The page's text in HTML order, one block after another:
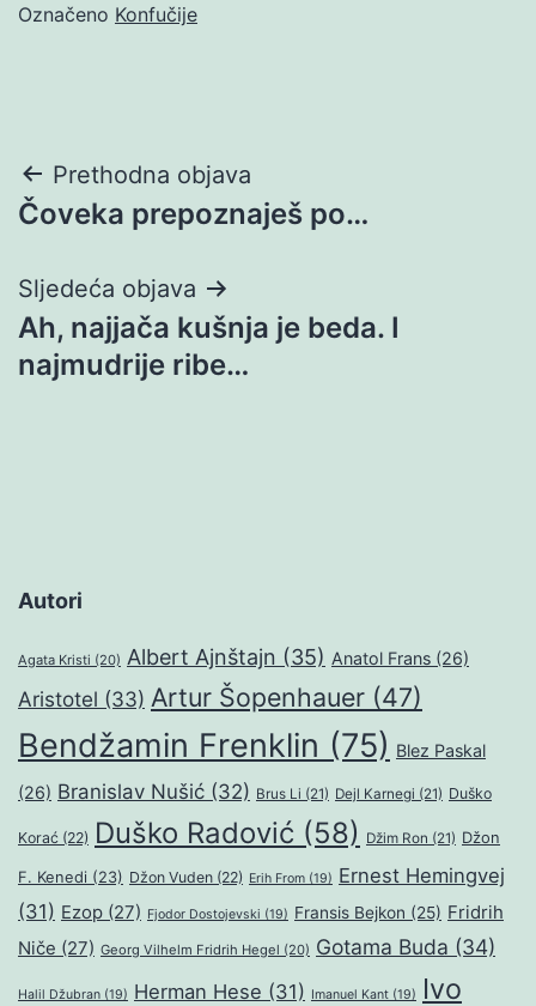
Označeno Konfučije
Navigacija
objava
Prethodna objava
Čoveka prepoznaješ po…
Sljedeća objava
Ah, najjača kušnja je beda. I
najmudrije ribe…
Autori
Agata Kristi (20) Albert Ajnštajn (35) Anatol Frans (26)
Aristotel (33) Artur Šopenhauer (47)
Bendžamin Frenklin (75) Blez Paskal
(26) Branislav Nušić (32) Brus Li (21) Dejl Karnegi (21) Duško
Korać (22) Duško Radović (58) Džim Ron (21) Džon
F. Kenedi (23) Džon Vuden (22) Erih From (19) Ernest Hemingvej
(31) Ezop (27) Fjodor Dostojevski (19) Fransis Bejkon (25) Fridrih
Niče (27) Georg Vilhelm Fridrih Hegel (20) Gotama Buda (34)
Halil Džubran (19) Herman Hese (31) Imanuel Kant (19)
Ivo